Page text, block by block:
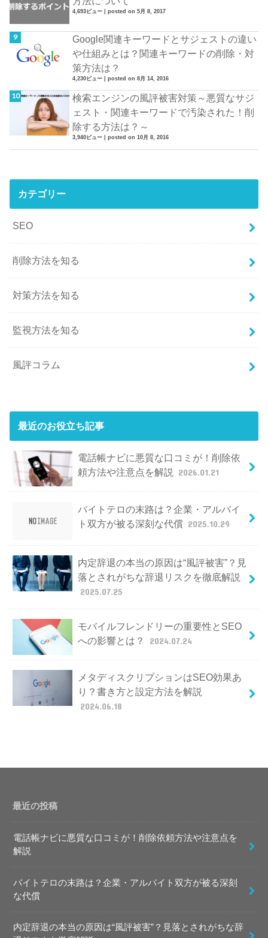
4,693ビュー |posted on 5月 8, 2017
Google関連キーワードとサジェストの違い
や仕組みとは？関連キーワードの削除・対
策方法は？
4,230ビュー |posted on 8月 14, 2016
検索エンジンの風評被害対策～悪質なサジ
ェスト・関連キーワードで汚染された！削
除する方法は？～
3,940ビュー |posted on 10月 8, 2016
カテゴリー
SEO
削除方法を知る
対策方法を知る
監視方法を知る
風評コラム
最近のお役立ち記事
電話帳ナビに悪質な口コミが！削除依
頼方法や注意点を解説
2026.01.21
バイトテロの末路は？企業・アルバイ
ト双方が被る深刻な代償 2025.10.29
内定辞退の本当の原因は“風評被害”？見
落とされがちな辞退リスクを徹底解説
2025.07.25
モバイルフレンドリーの重要性とSEO
への影響とは？
2024.07.24
メタディスクリプションはSEO効果あ
り？書き方と設定方法を解説
2024.06.18
最近の投稿
電話帳ナビに悪質な口コミが！削除依頼方法や注意点を
解説
バイトテロの末路は？企業・アルバイト双方が被る深刻
な代償
内定辞退の本当の原因は“風評被害”？見落とされがちな辞